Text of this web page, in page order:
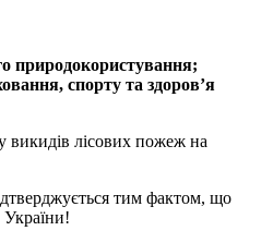
природокористування;
спорту та здоров’я
викидів лісових пожеж на
тим фактом, що
України!